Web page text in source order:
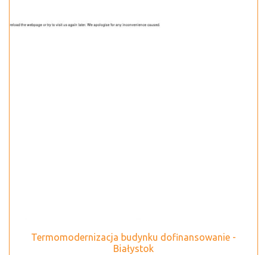
Termomodernizacja budynku dofinansowanie -
Białystok